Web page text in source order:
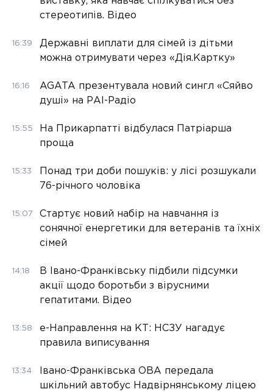
стереотипів. Відео
16:39
Державні виплати для сімей із дітьми
можна отримувати через «Дія.Картку»
16:16
AGATA презентувала новий сингл «Сяйво
душі» на РАІ-Радіо
15:55
На Прикарпатті відбулася Патріарша
проща
15:33
Понад три доби пошуків: у лісі розшукали
76-річного чоловіка
15:07
Стартує новий набір на навчання із
сонячної енергетики для ветеранів та їхніх
сімей
14:18
В Івано-Франківську підбили підсумки
акції щодо боротьби з вірусними
гепатитами. Відео
13:58
е-Направлення на КТ: НСЗУ нагадує
правила виписування
13:34
Івано-Франківська ОВА передала
шкільний автобус Надвірнянському ліцею